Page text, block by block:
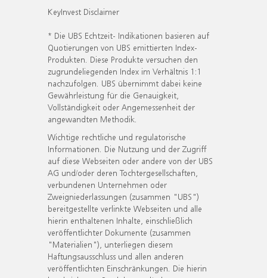
KeyInvest Disclaimer
* Die UBS Echtzeit- Indikationen basieren auf
Quotierungen von UBS emittierten Index-
Produkten. Diese Produkte versuchen den
zugrundeliegenden Index im Verhältnis 1:1
nachzufolgen. UBS übernimmt dabei keine
Gewährleistung für die Genauigkeit,
Vollständigkeit oder Angemessenheit der
angewandten Methodik.
Wichtige rechtliche und regulatorische
Informationen. Die Nutzung und der Zugriff
auf diese Webseiten oder andere von der UBS
AG und/oder deren Tochtergesellschaften,
verbundenen Unternehmen oder
Zweigniederlassungen (zusammen "UBS")
bereitgestellte verlinkte Webseiten und alle
hierin enthaltenen Inhalte, einschließlich
veröffentlichter Dokumente (zusammen
"Materialien"), unterliegen diesem
Haftungsausschluss und allen anderen
veröffentlichten Einschränkungen. Die hierin